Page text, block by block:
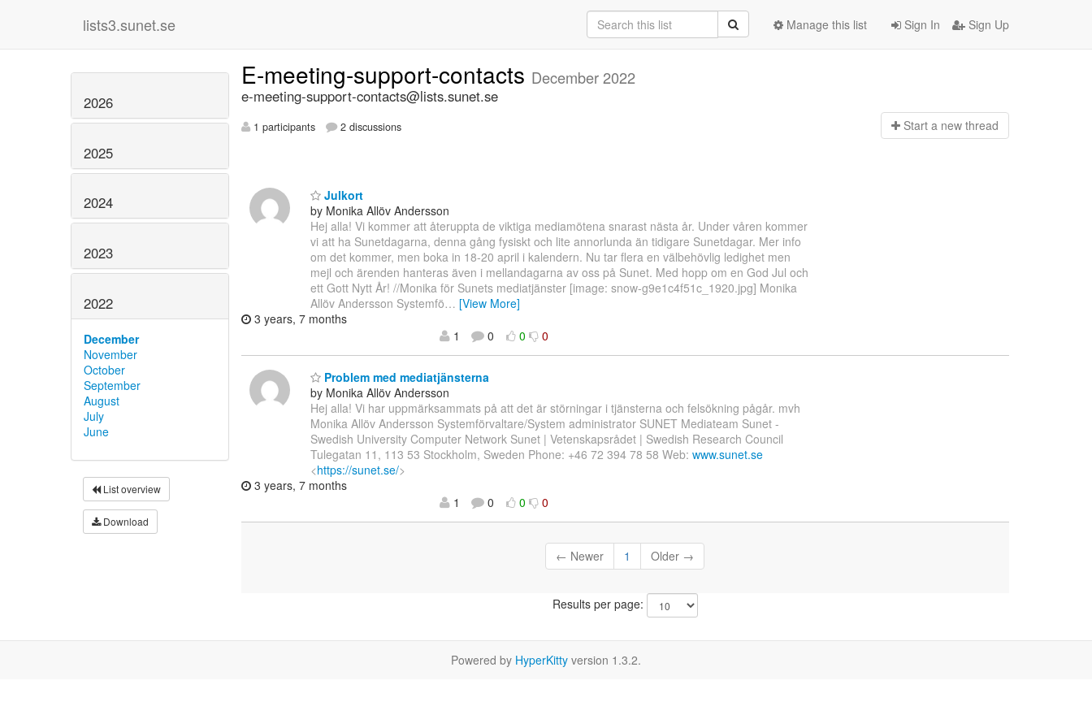
lists3.sunet.se Sign In Sign Up
Manage this list
2026
2025
2024
2023
2022
December
November
October
September
August
July
June
List overview
Download
E-meeting-support-contacts December 2022
e-meeting-support-contacts@lists.sunet.se
1 participants 2 discussions Start a new thread
Julkort
by Monika Allöv Andersson
Hej alla! Vi kommer att återuppta de viktiga mediamötena snarast nästa år. Under våren kommer
vi att ha Sunetdagarna, denna gång fysiskt och lite annorlunda än tidigare Sunetdagar. Mer info
om det kommer, men boka in 18-20 april i kalendern. Nu tar flera en välbehövlig ledighet men
mejl och ärenden hanteras även i mellandagarna av oss på Sunet. Med hopp om en God Jul och
ett Gott Nytt År! //Monika för Sunets mediatjänster [image: snow-g9e1c4f51c_1920.jpg] Monika
Allöv Andersson Systemfö… [View More]
3 years, 7 months
1
0 0 0
Problem med mediatjänsterna
by Monika Allöv Andersson
Hej alla! Vi har uppmärksammats på att det är störningar i tjänsterna och felsökning pågår. mvh
Monika Allöv Andersson Systemförvaltare/System administrator SUNET Mediateam Sunet -
Swedish University Computer Network Sunet | Vetenskapsrådet | Swedish Research Council
Tulegatan 11, 113 53 Stockholm, Sweden Phone: +46 72 394 78 58 Web: www.sunet.se
<https://sunet.se/>
3 years, 7 months
1
0 0 0
← Newer 1 Older →
Results per page:
Powered by HyperKitty version 1.3.2.